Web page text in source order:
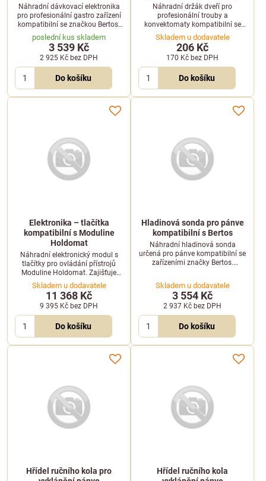
Náhradní dávkovací elektronika
pro profesionální gastro zařízení
kompatibilní se značkou Bertos.
Zajišťuje přesné řízení procesů ve
vaší varné technologii.
poslední kus skladem
3 539 Kč
2 925 Kč bez DPH
Do košíku
Náhradní držák dveří pro
profesionální trouby a
konvektomaty kompatibilní se
zařízeními Angelo Po. Zajišťuje
bezpečné a spolehlivé uchycení
dveří v gastro provozech.
Skladem u dodavatele
206 Kč
170 Kč bez DPH
Do košíku
Elektronika – tlačítka
kompatibilní s Moduline
Holdomat
Náhradní elektronický modul s
tlačítky pro ovládání přístrojů
Moduline Holdomat. Zajišťuje
přesné a spolehlivé ovládání
vašeho gastro zařízení.
Skladem u dodavatele
11 368 Kč
9 395 Kč bez DPH
Do košíku
Hladinová sonda pro pánve
kompatibilní s Bertos
Náhradní hladinová sonda
určená pro pánve kompatibilní se
zařízeními značky Bertos.
profesionální varné technologie.
Skladem u dodavatele
3 554 Kč
2 937 Kč bez DPH
Do košíku
Hřídel ručního kola pro
Hřídel ručního kola